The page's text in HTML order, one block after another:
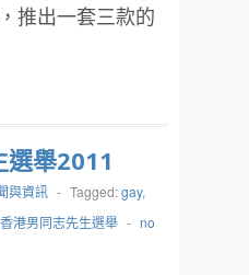
推出一套三款的
選舉2011
與資訊 - Tagged:gay,
香港男同志先生選舉 - no